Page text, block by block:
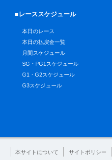
■レーススケジュール
本日のレース
本日の払戻金一覧
月間スケジュール
SG・PG1スケジュール
G1・G2スケジュール
G3スケジュール
本サイトについて サイトポリシー